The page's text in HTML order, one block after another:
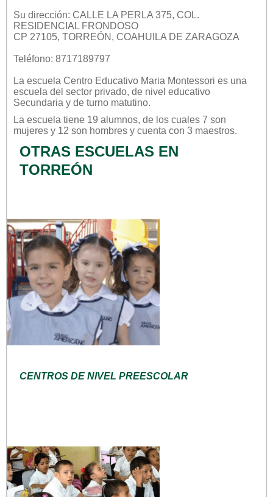
Su dirección: CALLE LA PERLA 375, COL.
RESIDENCIAL FRONDOSO
CP 27105, TORREÓN, COAHUILA DE ZARAGOZA
Teléfono: 8717189797
La escuela Centro Educativo Maria Montessori es una
escuela del sector privado, de nivel educativo
Secundaria y de turno matutino.
La escuela tiene 19 alumnos, de los cuales 7 son
mujeres y 12 son hombres y cuenta con 3 maestros.
OTRAS ESCUELAS EN
TORREÓN
CENTROS DE NIVEL PREESCOLAR